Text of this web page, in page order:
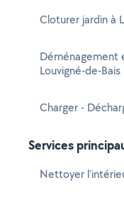
Cloturer jardin à
Déménagement
Louvigné-de-Bais
Charger -
Services
Nettoyer